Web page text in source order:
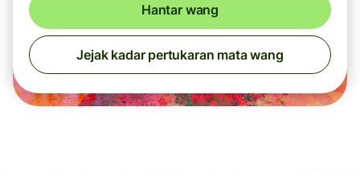
Hantar wang
Jejak kadar pertukaran mata wang